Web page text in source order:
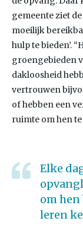
gemeente ziet
moeilijk
hulp te bieden’.
groengebieden
dakloosheid
vertrouwen
of hebben een
ruimte om hen
Elke
om
leren